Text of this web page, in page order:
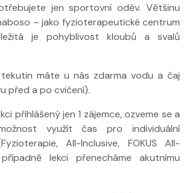
jen sportovní oděv. Většinu
– jako fyzioterapeutické centrum
je pohyblivost kloubů a svalů
máte u nás zdarma vodu a čaj
před a po cvičení).
přihlášený jen 1 zájemce, ozveme se a
využít čas pro individuální
All-Inclusive, FOKUS All-
lekci přenecháme akutnímu